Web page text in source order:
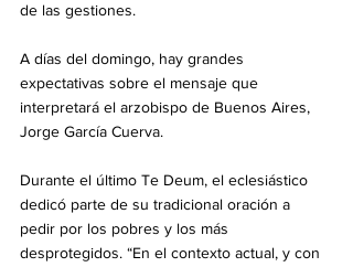
de las gestiones.
A días del domingo, hay grandes
expectativas sobre el mensaje que
interpretará el arzobispo de Buenos Aires,
Jorge García Cuerva.
Durante el último Te Deum, el eclesiástico
dedicó parte de su tradicional oración a
pedir por los pobres y los más
desprotegidos. “En el contexto actual, y con